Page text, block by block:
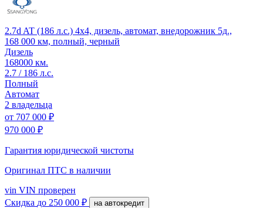
2.7d AT (186 л.с.) 4x4, дизель, автомат, внедорожник 5д.,
168 000 км, полный, черный
Дизель
168000 км.
2.7 / 186 л.с.
Полный
Автомат
2 владельца
от 707 000 ₽
970 000 ₽
Гарантия юридической чистоты
Оригинал ПТС в наличии
vin VIN проверен
Скидка до 250 000 ₽ на автокредит